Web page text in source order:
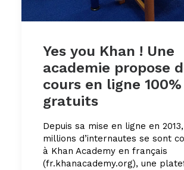
Yes you Khan ! Une
academie propose
cours en ligne 100%
gratuits
Depuis sa mise en ligne en
millions d’internautes se sont
à Khan Academy en français
(fr.khanacademy.org), une